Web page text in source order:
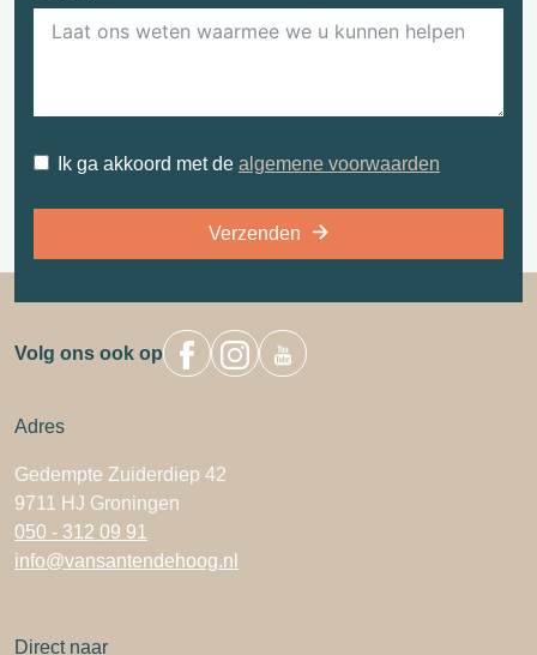
Ik ga akkoord met de algemene voorwaarden
Verzenden
Volg ons ook op
Adres
Gedempte Zuiderdiep 42
9711 HJ Groningen
050 - 312 09 91
info@vansantendehoog.nl
Direct naar